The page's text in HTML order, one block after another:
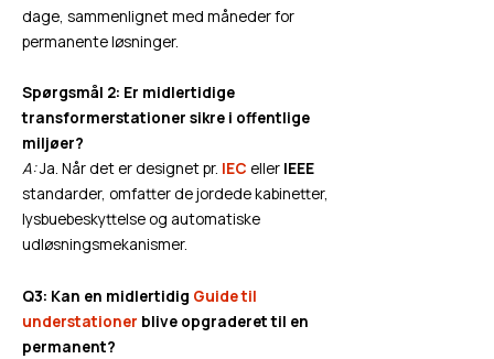
dage, sammenlignet med måneder for
permanente løsninger.
Spørgsmål 2: Er midlertidige
transformerstationer sikre i offentlige
miljøer?
A:Ja. Når det er designet pr. IEC eller IEEE
standarder, omfatter de jordede kabinetter,
lysbuebeskyttelse og automatiske
udløsningsmekanismer.
Q3: Kan en midlertidig Guide til
understationer blive opgraderet til en
permanent?